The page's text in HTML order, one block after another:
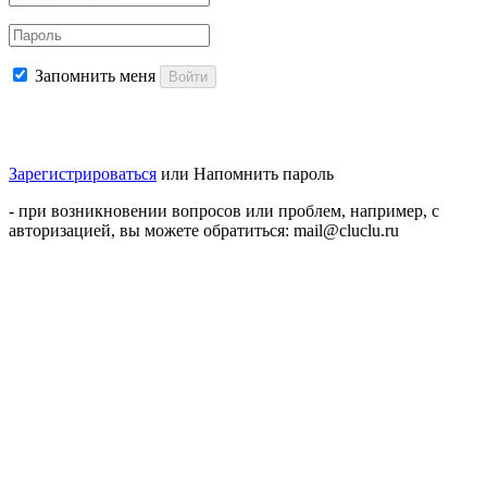
Запомнить меня Войти
Зарегистрироваться или Напомнить пароль
- при возникновении вопросов или проблем, например, с
авторизацией, вы можете обратиться: mail@cluclu.ru